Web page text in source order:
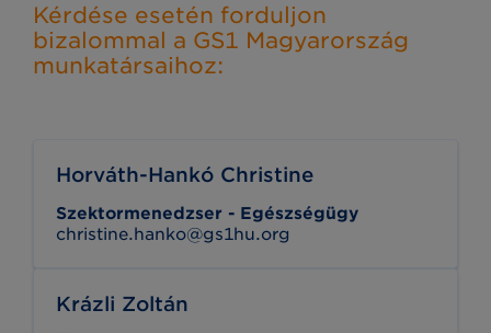
Kérdése esetén forduljon
bizalommal a GS1 Magyarország
munkatársaihoz:
Horváth-Hankó Christine
Szektormenedzser - Egészségügy
christine.hanko@gs1hu.org
Krázli Zoltán